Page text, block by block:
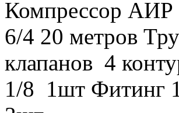
Компрессор АИР
6/4 20 метров
клапанов 4
1/8 1шт Фитинг